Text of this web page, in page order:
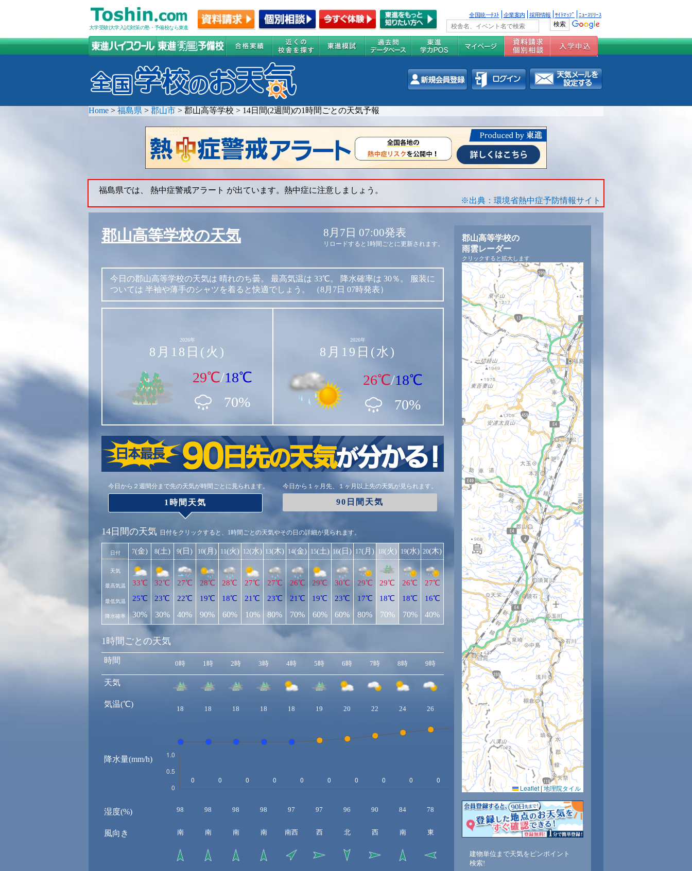
大学受験(大学入試)対策の塾・予備校なら東進
全国統一ﾃｽﾄ 企業案内 採用情報 ｻｲﾄﾏｯﾌﾟ ﾆｭｰｽﾘﾘｰｽ
Home > 福島県 > 郡山市 > 郡山高等学校 > 14日間(2週間)の1時間ごとの天気予報
福島県では、 熱中症警戒アラート が出ています。熱中症に注意しましょう。
※出典：環境省熱中症予防情報サイト
郡山高等学校の天気 8月7日 07:00発表
リロードすると1時間ごとに更新されます。
今日の郡山高等学校の天気は 晴れのち曇。 最高気温は 33℃。 降水確率は 30％。
服装に
ついては 半袖や薄手のシャツを着ると快適でしょう。 （8月7日 07時発表）
2026年
8月18日(火)
29℃/18℃
70%
2026年
8月19日(水)
26℃/18℃
70%
今日から２週間分まで先の天気が時間ごとに見られます。
1時間天気
今日から１ヶ月先、１ヶ月以上先の天気が見られます。
90日間天気
14日間の天気 日付をクリックすると、1時間ごとの天気やその日の詳細が見られます。
日付
天気
最高気温
最低気温
降水確率
7(金)
33℃
25℃
30%
8(土)
32℃
23℃
30%
9(日)
27℃
22℃
40%
10(月)
28℃
19℃
90%
11(火)
28℃
18℃
60%
12(水)
27℃
21℃
10%
13(木)
27℃
23℃
80%
14(金)
26℃
21℃
70%
15(土)
29℃
19℃
60%
16(日)
30℃
23℃
60%
17(月)
29℃
17℃
80%
18(火)
29℃
18℃
70%
19(水)
26℃
18℃
70%
20(木)
27℃
16℃
40%
1時間ごとの天気
時間
天気
気温(℃)
降水量(mm/h)
湿度(%)
風向き
0時 1時 2時 3時 4時 5時 6時 7時 8時 9時 10時 11時 12時 13時 14時
18 18 18 18 18 19 20 22 24 26 28 29 29
98 98 98 98 97 97 96 90 84 78 66 60 62 65
南 南 南 南 南西 西 北 西 南 東 東 東 東
郡山高等学校の
雨雲レーダー
クリックすると拡大します
Leaflet | 地理院タイル
建物単位まで天気をピンポイント
検索!